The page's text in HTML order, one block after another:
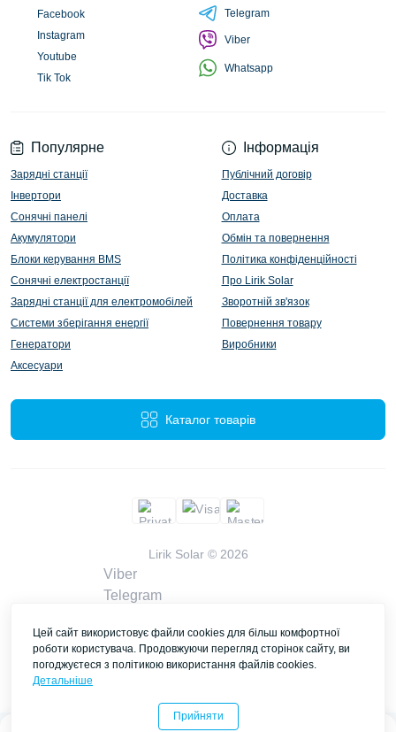
0
Популярне
Зарядні станції
Інвертори
Сонячні панелі
Акумулятори
Блоки керування BMS
Сонячні електростанції
Зарядні станції для електромобілей
Системи зберігання енергії
Генератори
Аксесуари
Інформація
Публічний договір
Доставка
Оплата
Обмін та повернення
Політика конфіденційності
Про Lirik Solar
Зворотній зв'язок
Повернення товару
Виробники
Каталог товарів
Facebook
Instagram
Youtube
Tik Tok
Telegram
Viber
Whatsapp
Lirik Solar © 2026
Viber
Telegram
liriksolarcompany@gmail.com
Замовити дзвінок
Цей сайт використовує файли cookies для більш комфортної
роботи користувача. Продовжуючи перегляд сторінок сайту, ви
погоджуєтеся з політикою використання файлів cookies.
Детальніше
Прийняти